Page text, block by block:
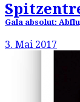
Gala absolut:
3. Mai 2017